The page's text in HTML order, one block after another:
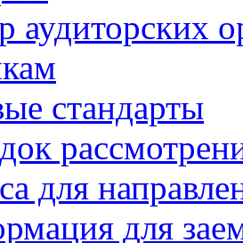
аудиторских
стандарты
для
для